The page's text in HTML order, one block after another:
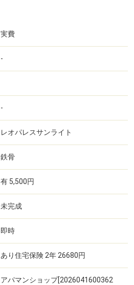
実費
-
-
レオパレスサンライト
鉄骨
有 5,500円
未完成
即時
あり住宅保険 2年 26680円
アパマンショップ[2026041600362